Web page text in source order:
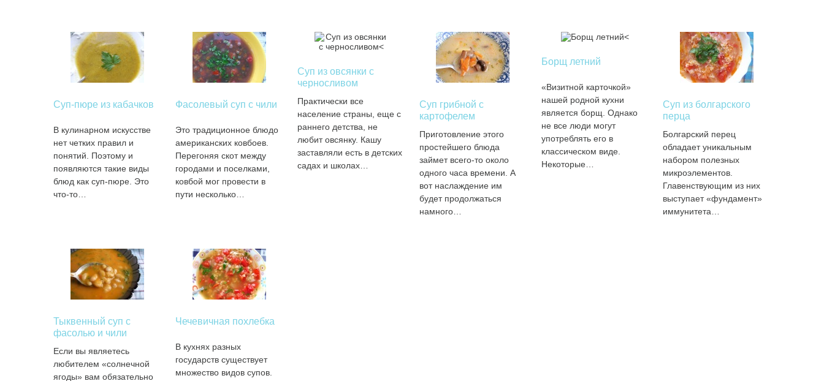
Суп-пюре из кабачков
В кулинарном искусстве
нет четких правил и
понятий. Поэтому и
появляются такие виды
блюд как суп-пюре. Это
что-то…
Фасолевый суп с чили
Это традиционное блюдо
американских ковбоев.
Перегоняя скот между
городами и поселками,
ковбой мог провести в
пути несколько…
Суп из овсянки с
черносливом
Практически все
население страны, еще с
раннего детства, не
любит овсянку. Кашу
заставляли есть в детских
садах и школах…
Суп грибной с
картофелем
Приготовление этого
простейшего блюда
займет всего-то около
одного часа времени. А
вот наслаждение им
будет продолжаться
намного…
Борщ летний
«Визитной карточкой»
нашей родной кухни
является борщ. Однако
не все люди могут
употреблять его в
классическом виде.
Некоторые…
Суп из болгарского
перца
Болгарский перец
обладает уникальным
набором полезных
микроэлементов.
Главенствующим из них
выступает «фундамент»
иммунитета…
Тыквенный суп с
фасолью и чили
Если вы являетесь
любителем «солнечной
ягоды» вам обязательно
Чечевичная похлебка
В кухнях разных
государств существует
множество видов супов.